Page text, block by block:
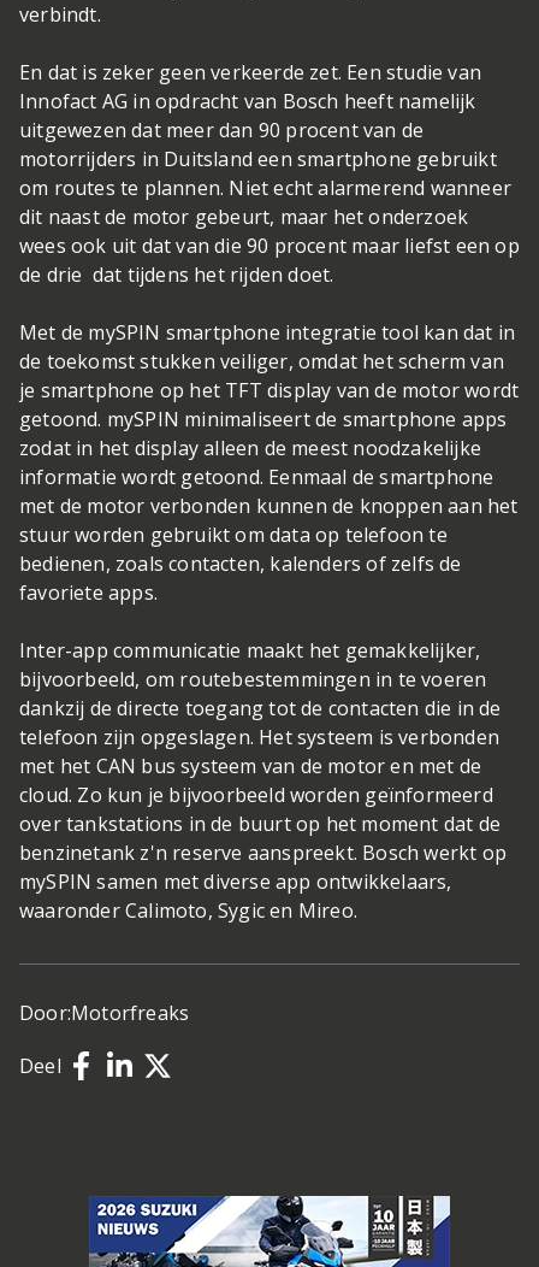
verbindt.
En dat is zeker geen verkeerde zet. Een studie van
Innofact AG in opdracht van Bosch heeft namelijk
uitgewezen dat meer dan 90 procent van de
motorrijders in Duitsland een smartphone gebruikt
om routes te plannen. Niet echt alarmerend wanneer
dit naast de motor gebeurt, maar het onderzoek
wees ook uit dat van die 90 procent maar liefst een op
de drie dat tijdens het rijden doet.
Met de mySPIN smartphone integratie tool kan dat in
de toekomst stukken veiliger, omdat het scherm van
je smartphone op het TFT display van de motor wordt
getoond. mySPIN minimaliseert de smartphone apps
zodat in het display alleen de meest noodzakelijke
informatie wordt getoond. Eenmaal de smartphone
met de motor verbonden kunnen de knoppen aan het
stuur worden gebruikt om data op telefoon te
bedienen, zoals contacten, kalenders of zelfs de
favoriete apps.
Inter-app communicatie maakt het gemakkelijker,
bijvoorbeeld, om routebestemmingen in te voeren
dankzij de directe toegang tot de contacten die in de
telefoon zijn opgeslagen. Het systeem is verbonden
met het CAN bus systeem van de motor en met de
cloud. Zo kun je bijvoorbeeld worden geïnformeerd
over tankstations in de buurt op het moment dat de
benzinetank z'n reserve aanspreekt. Bosch werkt op
mySPIN samen met diverse app ontwikkelaars,
waaronder Calimoto, Sygic en Mireo.
Door:Motorfreaks
Deel